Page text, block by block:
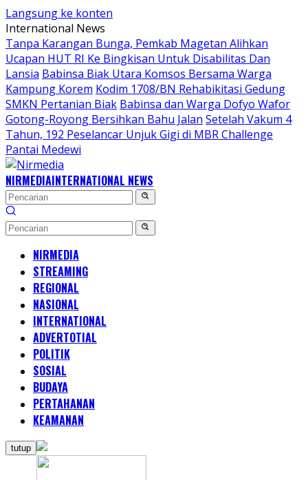
Langsung ke konten
International News
Tanpa Karangan Bunga, Pemkab Magetan Alihkan
Ucapan HUT RI Ke Bingkisan Untuk Disabilitas Dan
Lansia Babinsa Biak Utara Komsos Bersama Warga
Kampung Korem Kodim 1708/BN Rehabikitasi Gedung
SMKN Pertanian Biak Babinsa dan Warga Dofyo Wafor
Gotong-Royong Bersihkan Bahu Jalan Setelah Vakum 4
Tahun, 192 Peselancar Unjuk Gigi di MBR Challenge
Pantai Medewi
NIRMEDIAINTERNATIONAL NEWS
NIRMEDIA
STREAMING
REGIONAL
NASIONAL
INTERNATIONAL
ADVERTOTIAL
POLITIK
SOSIAL
BUDAYA
PERTAHANAN
KEAMANAN
tutup